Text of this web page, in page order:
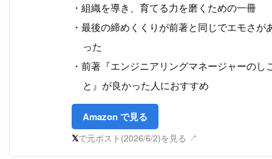
組織を導き、育てる力を磨くための一冊
最後の締めくくりが前著と同じでエモさが
った
前著『エンジニアリングマネージャーのし
と』が良かった人におすすめ
Amazon で見る
𝕏で元ポスト(2026/6/2)を見る ↗